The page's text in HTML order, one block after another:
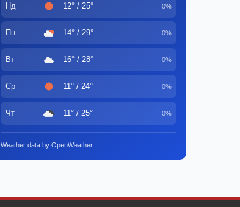
Нд 12° / 25° 0%
Пн 14° / 29° 0%
Вт 16° / 28° 0%
Ср 11° / 24° 0%
Чт 11° / 25° 0%
Weather data by OpenWeather